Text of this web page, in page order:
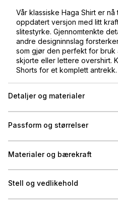
Vår klassiske Haga Shirt er
oppdatert versjon med litt
slitestyrke. Gjennomtenkte
andre designinnslag
som gjør den perfekt for
skjorte eller lettere overshirt.
Shorts for et komplett antrekk.
Detaljer og materialer
Passform og størrelser
Materialer og bærekraft
Stell og vedlikehold